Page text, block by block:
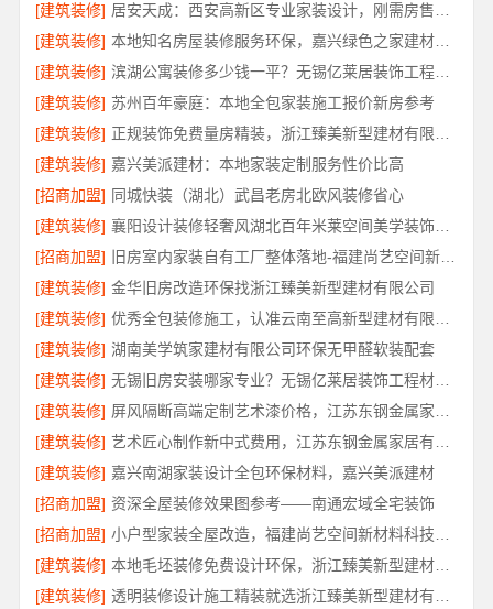
[建筑装修]
[建筑装修]
本地知名房屋装修服务环保，嘉兴绿色之家建材科技有限公司绿色施工
[建筑装修]
滨湖公寓装修多少钱一平？无锡亿莱居装饰工程材料有限公司透明报价
[建筑装修] 苏州百年豪庭：本地全包家装施工报价新房参考
[建筑装修]
[建筑装修] 嘉兴美派建材：本地家装定制服务性价比高
[招商加盟] 同城快装（湖北）武昌老房北欧风装修省心
[建筑装修]
襄阳设计装修轻奢风湖北百年米莱空间美学装饰材料有限公司
[招商加盟]
旧房室内家装自有工厂整体落地-福建尚艺空间新材料科技有限公司
[建筑装修] 金华旧房改造环保找浙江臻美新型建材有限公司
[建筑装修]
[建筑装修] 湖南美学筑家建材有限公司环保无甲醛软装配套
[建筑装修]
无锡旧房安装哪家专业？无锡亿莱居装饰工程材料有限公司专业施工
[建筑装修]
[建筑装修]
[建筑装修] 嘉兴南湖家装设计全包环保材料，嘉兴美派建材
[招商加盟] 资深全屋装修效果图参考——南通宏域全宅装饰
[招商加盟]
[建筑装修]
本地毛坯装修免费设计环保，浙江臻美新型建材有限公司健康宜居
[建筑装修]